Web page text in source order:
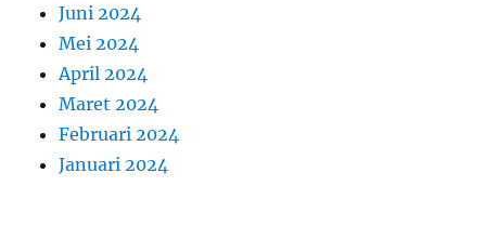
Juni 2024
Mei 2024
April 2024
Maret 2024
Februari 2024
Januari 2024